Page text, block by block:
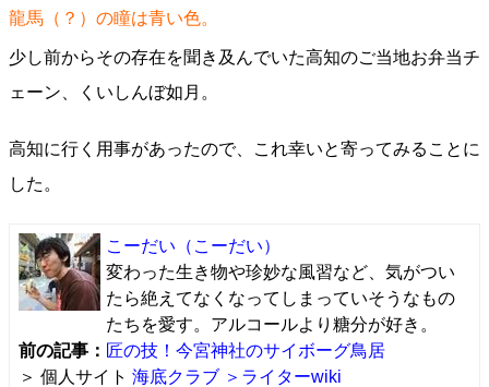
龍馬（？）の瞳は青い色。
少し前からその存在を聞き及んでいた高知のご当地お弁当チ
ェーン、くいしんぼ如月。
高知に行く用事があったので、これ幸いと寄ってみることに
した。
こーだい （こーだい）
変わった生き物や珍妙な風習など、気がつい
たら絶えてなくなってしまっていそうなもの
たちを愛す。アルコールより糖分が好き。
前の記事： 匠の技！今宮神社のサイボーグ鳥居
＞ 個人サイト 海底クラブ ＞ライターwiki